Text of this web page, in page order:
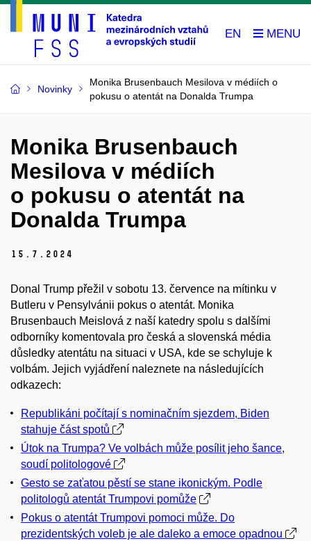
EN
Novinky
Monika Brusenbauch Mesilova v médiích o
pokusu o atentát na Donalda Trumpa
Monika Brusenbauch
Mesilova v médiích
o pokusu o atentát na
Donalda Trumpa
15. 7. 2024
Donal Trump přežil v sobotu 13. července na mítinku v
Butleru v Pensylvánii pokus o atentát. Monika
Brusenbauch Meislová z naší katedry spolu s dalšími
odborníky komentovala pro česká a slovenská média
důsledky atentátu na situaci v USA, kde se schyluje k
volbám. Jejich vyjádření naleznete na následujících
odkazech:
Republikáni počítají s nominačním sjezdem, Biden
stahuje část spotů
Útok na Trumpa? Ve volbách může posílit jeho šance,
soudí politologové
Gesto se zaťatou pěstí se stane ikonickým. Podle
politologů atentát Trumpovi pomůže
Pokus o atentát Trumpovi pomoci může. Do
prezidentských voleb je ale daleko a emoce opadnou